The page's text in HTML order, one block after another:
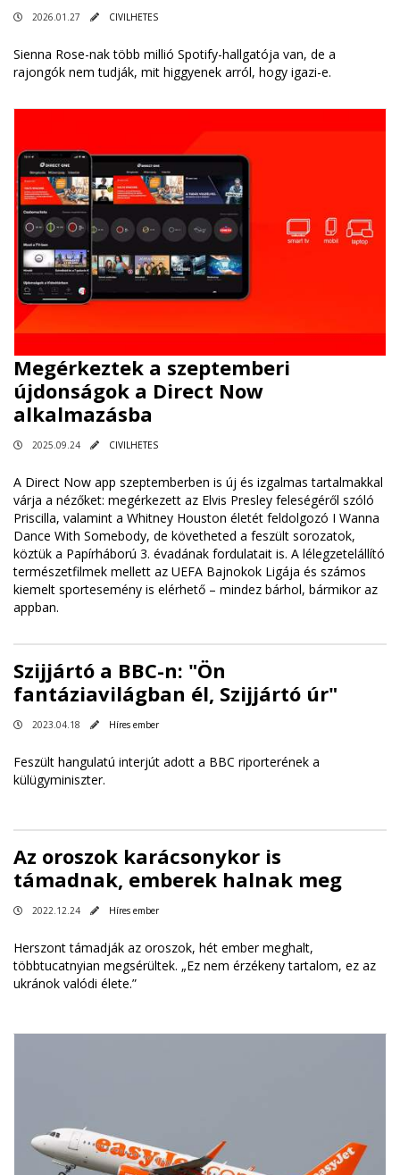
2026.01.27 CIVILHETES
Sienna Rose-nak több millió Spotify-hallgatója van, de a
rajongók nem tudják, mit higgyenek arról, hogy igazi-e.
Megérkeztek a szeptemberi
újdonságok a Direct Now
alkalmazásba
2025.09.24 CIVILHETES
A Direct Now app szeptemberben is új és izgalmas tartalmakkal
várja a nézőket: megérkezett az Elvis Presley feleségéről szóló
Priscilla, valamint a Whitney Houston életét feldolgozó I Wanna
Dance With Somebody, de követheted a feszült sorozatok,
köztük a Papírháború 3. évadának fordulatait is. A lélegzetelállító
természetfilmek mellett az UEFA Bajnokok Ligája és számos
kiemelt sportesemény is elérhető – mindez bárhol, bármikor az
appban.
Szijjártó a BBC-n: "Ön
fantáziavilágban él, Szijjártó úr"
2023.04.18 Híres ember
Feszült hangulatú interjút adott a BBC riporterének a
külügyminiszter.
Az oroszok karácsonykor is
támadnak, emberek halnak meg
2022.12.24 Híres ember
Herszont támadják az oroszok, hét ember meghalt,
többtucatnyian megsérültek. „Ez nem érzékeny tartalom, ez az
ukránok valódi élete.”